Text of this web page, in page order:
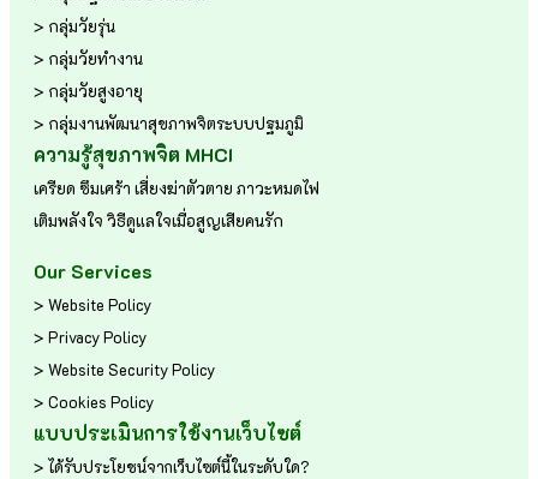
> กลุ่มวัยรุ่น
> กลุ่มวัยทำงาน
> กลุ่มวัยสูงอายุ
> กลุ่มงานพัฒนาสุขภาพจิตระบบปฐมภูมิ
ความรู้สุขภาพจิต MHCI
เครียด ซึมเศร้า เสี่ยงฆ่าตัวตาย ภาวะหมดไฟ
เติมพลังใจ วิธีดูแลใจเมื่อสูญเสียคนรัก
Our Services
> Website Policy
> Privacy Policy
> Website Security Policy
> Cookies Policy
แบบประเมินการใช้งานเว็บไซต์
> ได้รับประโยชน์จากเว็บไซต์นี้ในระดับใด?